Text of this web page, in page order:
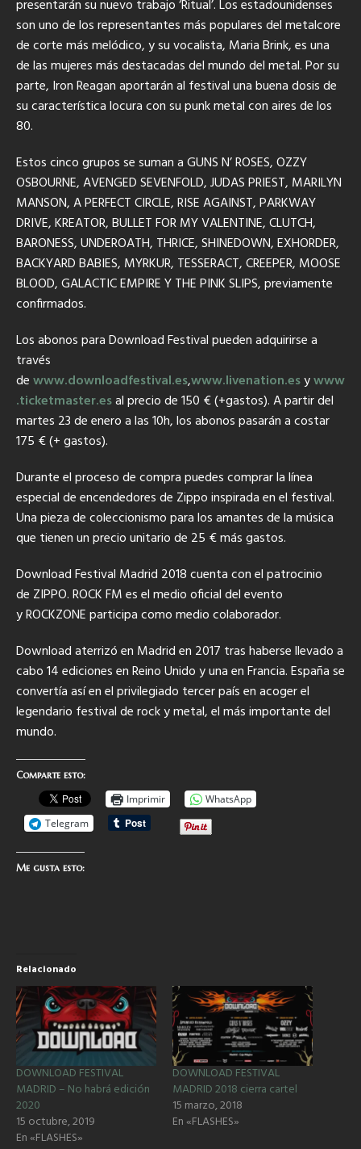
presentarán su nuevo trabajo ‘Ritual’. Los estadounidenses
son uno de los representantes más populares del metalcore
de corte más melódico, y su vocalista, Maria Brink, es una
de las mujeres más destacadas del mundo del metal. Por su
parte, Iron Reagan aportarán al festival una buena dosis de
su característica locura con su punk metal con aires de los
80.
Estos cinco grupos se suman a GUNS N’ ROSES, OZZY
OSBOURNE, AVENGED SEVENFOLD, JUDAS PRIEST, MARILYN
MANSON, A PERFECT CIRCLE, RISE AGAINST, PARKWAY
DRIVE, KREATOR, BULLET FOR MY VALENTINE, CLUTCH,
BARONESS, UNDEROATH, THRICE, SHINEDOWN, EXHORDER,
BACKYARD BABIES, MYRKUR, TESSERACT, CREEPER, MOOSE
BLOOD, GALACTIC EMPIRE Y THE PINK SLIPS, previamente
confirmados.
Los abonos para Download Festival pueden adquirirse a
través
dewww.downloadfestival.es,www.livenation.esywww
.ticketmaster.esal precio de 150 € (+gastos). A partir del
martes 23 de enero a las 10h, los abonos pasarán a costar
175 € (+ gastos).
Durante el proceso de compra puedes comprar la línea
especial de encendedores de Zippo inspirada en el festival.
Una pieza de coleccionismo para los amantes de la música
que tienen un precio unitario de 25 € más gastos.
Download Festival Madrid 2018 cuenta con el patrocinio
de ZIPPO. ROCK FM es el medio oficial del evento
y ROCKZONE participa como medio colaborador.
Download aterrizó en Madrid en 2017 tras haberse llevado a
cabo 14 ediciones en Reino Unido y una en Francia. España se
convertía así en el privilegiado tercer país en acoger el
legendario festival de rock y metal, el más importante del
mundo.
Comparte esto:
Imprimir
WhatsApp
Telegram
Me gusta esto:
Relacionado
DOWNLOAD FESTIVAL
MADRID – No habrá edición
2020
15 octubre, 2019
En «FLASHES»
DOWNLOAD FESTIVAL
MADRID 2018 cierra cartel
15 marzo, 2018
En «FLASHES»